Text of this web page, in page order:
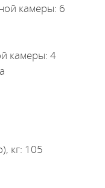
камеры: 6
камеры: 4
кг: 105